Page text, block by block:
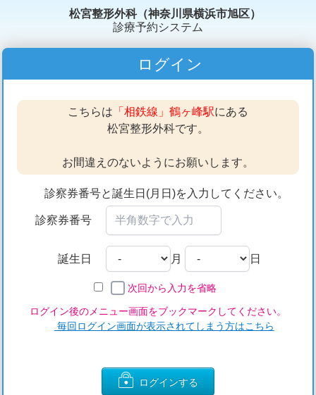
松宮整形外科（神奈川県横浜市旭区）
診療予約システム
ログイン
こちらは 「相鉄線」鶴ヶ峰駅にある
松宮整形外科です。
お間違えのないようにお願いします。
診察券番号と誕生日(月日)を入力してください。
診察券番号
誕生日 月 日
次回から入力を省略
ログイン後のメニュー画面をブックマークしてください。
毎回ログイン画面が表示されてしまう方はこちら
ログインする